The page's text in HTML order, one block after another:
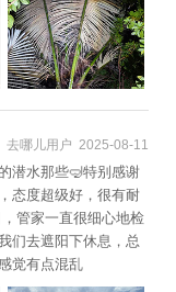
人员如果能提醒参加
黄国江教练学识很丰
上都跑出来了，但是
丰富、健身房、鱼
去哪儿用户 2025-08-11
潜水那些🤿特别感谢
态度超级好，很有耐
管家一直很细心地检
们去遮阳下休息，总
觉有点混乱